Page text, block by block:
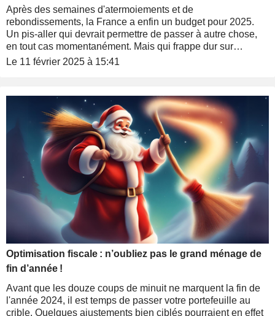
Après des semaines d'atermoiements et de
rebondissements, la France a enfin un budget pour 2025.
Un pis-aller qui devrait permettre de passer à autre chose,
en tout cas momentanément. Mais qui frappe dur sur
l'investissement : pour récupérer rapidement des fonds, le
taxé les rachats d'actions.
Le 11 février 2025 à 15:41
Optimisation fiscale : n’oubliez pas le grand ménage de
fin d’année !
Avant que les douze coups de minuit ne marquent la fin de
l'année 2024, il est temps de passer votre portefeuille au
crible. Quelques ajustements bien ciblés pourraient en effet